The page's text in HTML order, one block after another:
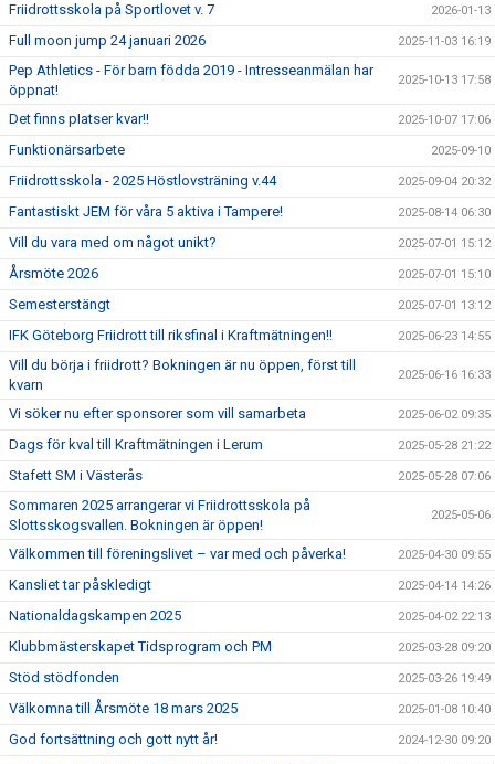
Friidrottsskola på Sportlovet v. 7 2026-01-13
Full moon jump 24 januari 2026 2025-11-03 16:19
Pep Athletics - För barn födda 2019 - Intresseanmälan har
öppnat!
2025-10-13 17:58
Det finns pIatser kvar!! 2025-10-07 17:06
Funktionärsarbete 2025-09-10
Friidrottsskola - 2025 Höstlovsträning v.44 2025-09-04 20:32
Fantastiskt JEM för våra 5 aktiva i Tampere! 2025-08-14 06:30
Vill du vara med om något unikt? 2025-07-01 15:12
Årsmöte 2026 2025-07-01 15:10
Semesterstängt 2025-07-01 13:12
IFK Göteborg Friidrott till riksfinal i Kraftmätningen!! 2025-06-23 14:55
Vill du börja i friidrott? Bokningen är nu öppen, först till
kvarn
2025-06-16 16:33
Vi söker nu efter sponsorer som vill samarbeta 2025-06-02 09:35
Dags för kval till Kraftmätningen i Lerum 2025-05-28 21:22
Stafett SM i Västerås 2025-05-28 07:06
Sommaren 2025 arrangerar vi Friidrottsskola på
Slottsskogsvallen. Bokningen är öppen!
2025-05-06
Välkommen till föreningslivet – var med och påverka! 2025-04-30 09:55
Kansliet tar påskledigt 2025-04-14 14:26
Nationaldagskampen 2025 2025-04-02 22:13
Klubbmästerskapet Tidsprogram och PM 2025-03-28 09:20
Stöd stödfonden 2025-03-26 19:49
Välkomna till Årsmöte 18 mars 2025 2025-01-08 10:40
God fortsättning och gott nytt år! 2024-12-30 09:20